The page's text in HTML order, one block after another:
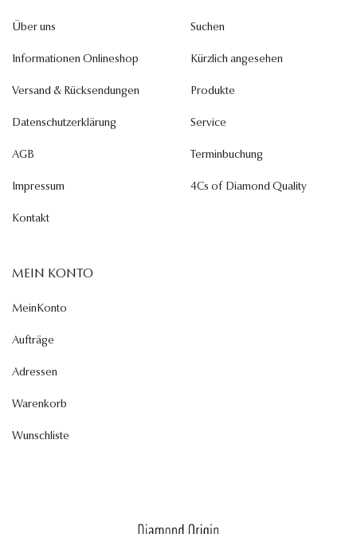
Über uns
Informationen Onlineshop
Versand & Rücksendungen
Datenschutzerklärung
AGB
Impressum
Kontakt
Suchen
Kürzlich angesehen
Produkte
Service
Terminbuchung
4Cs of Diamond Quality
MEIN KONTO
MeinKonto
Aufträge
Adressen
Warenkorb
Wunschliste